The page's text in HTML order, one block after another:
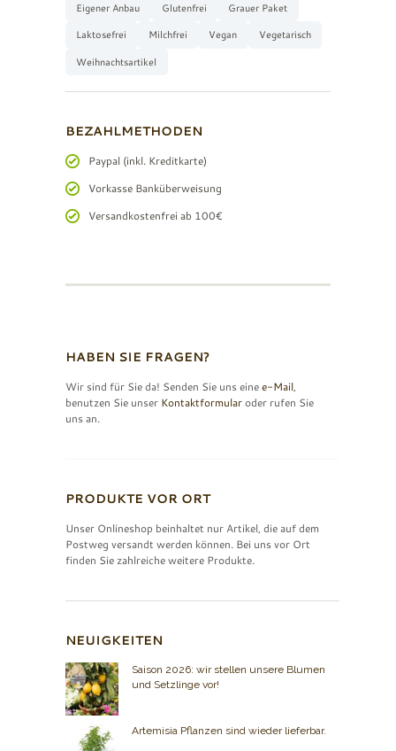
Eigener Anbau
Glutenfrei
Grauer Paket
Laktosefrei
Milchfrei Vegan
Vegetarisch
Weihnachtsartikel
BEZAHLMETHODEN
Paypal (inkl. Kreditkarte)
Vorkasse Banküberweisung
Versandkostenfrei ab 100€
HABEN SIE FRAGEN?
Wir sind für Sie da! Senden Sie uns einee-Mail,
benutzen Sie unser Kontaktformularoder rufen Sie
uns an.
PRODUKTE VOR ORT
Unser Onlineshop beinhaltet nur Artikel, die auf dem
Postweg versandt werden können. Bei uns vor Ort
finden Sie zahlreiche weitere Produkte.
NEUIGKEITEN
Saison 2026: wir stellen unsere Blumen
und Setzlinge vor!
Artemisia Pflanzen sind wieder lieferbar.